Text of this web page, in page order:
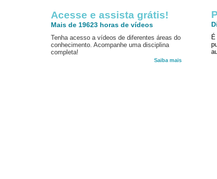
Acesse e assista grátis!
Mais de 19623 horas de vídeos
Tenha acesso a vídeos de diferentes áreas do
conhecimento. Acompanhe uma disciplina
completa!
Saiba mais